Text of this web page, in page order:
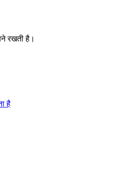
रखती है।
है